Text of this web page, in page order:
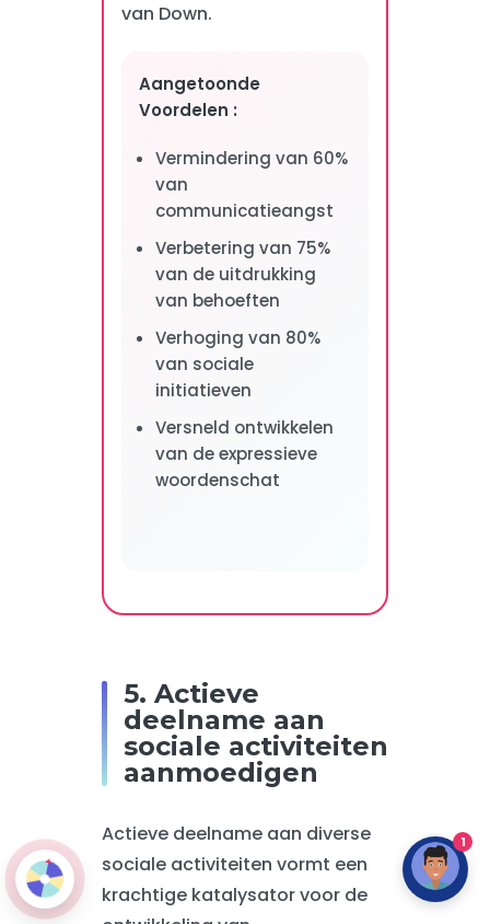
van Down.
Aangetoonde
Voordelen :
Vermindering van 60%
van
communicatieangst
Verbetering van 75%
van de uitdrukking
van behoeften
Verhoging van 80%
van sociale
initiatieven
Versneld ontwikkelen
van de expressieve
woordenschat
5. Actieve
deelname aan
sociale activiteiten
aanmoedigen
Actieve deelname aan diverse
sociale activiteiten vormt een
krachtige katalysator voor de
1